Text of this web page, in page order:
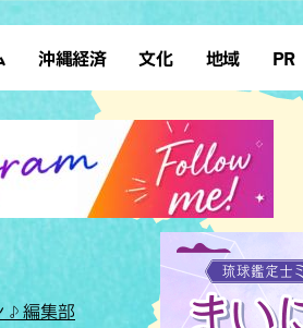
ュース
行事
占い
テレビ
沖縄経済 文化
復帰50年
地域
本島北部
本島南部
北部離島
PR
♪編集部